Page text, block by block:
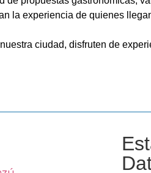
la experiencia de quienes
ciudad, disfruten de